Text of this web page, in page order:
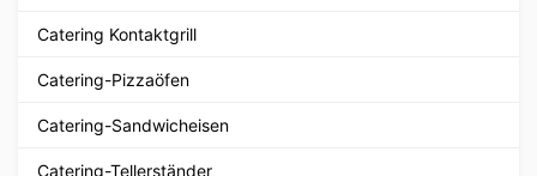
Catering Kontaktgrill
Catering-Pizzaöfen
Catering-Sandwicheisen
Catering-Tellerständer